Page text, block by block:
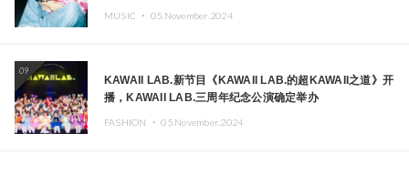
MUSIC ・ 05.November.2024
09
KAWAII LAB.新节目《KAWAII LAB.的超KAWAII之道》开
播，KAWAII LAB.三周年纪念公演确定举办
FASHION ・05.November.2024